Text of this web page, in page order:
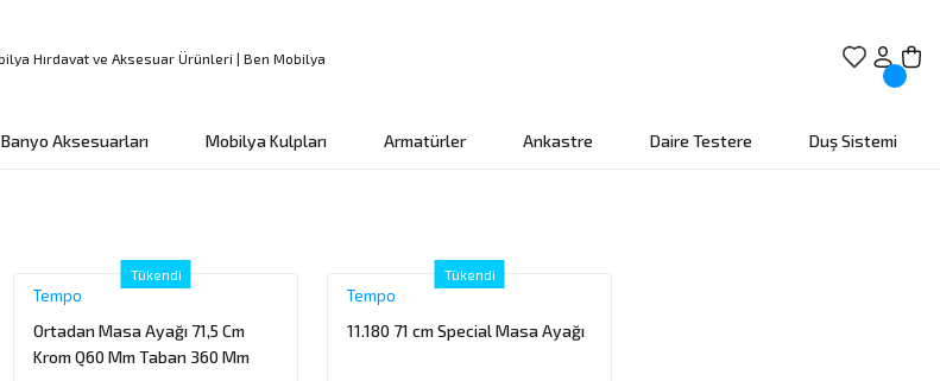
Banyo Aksesuarları Mobilya Kulpları Armatürler Ankastre Daire Testere Duş Sistemi
Tükendi
Tempo
Ortadan Masa Ayağı 71,5 Cm
Krom Q60 Mm Taban 360 Mm
Tükendi
Tempo
11.180 71 cm Special Masa Ayağı